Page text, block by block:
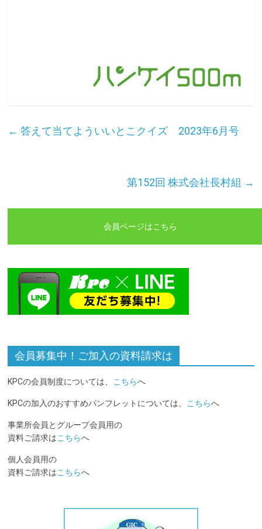
← 答えて当てよういいとこクイズ 2023年6月号
第152回 株式会社長村組 →
会員ページはこちら
会員募集中！ご加入の資料請求は
KPCの会員制度については、 こちらへ
KPCの加入のおすすめパンフレットについては、 こちらへ
事業所会員とグループ会員用の
資料ご請求はこちらへ
個人会員用の
資料ご請求はこちらへ